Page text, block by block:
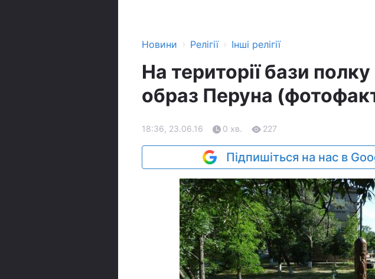
Новини › Релігії › Інші релігії
На території бази
образ Перуна
18:36, 23.06.16 0 хв. 227
Підпишіться на нас в